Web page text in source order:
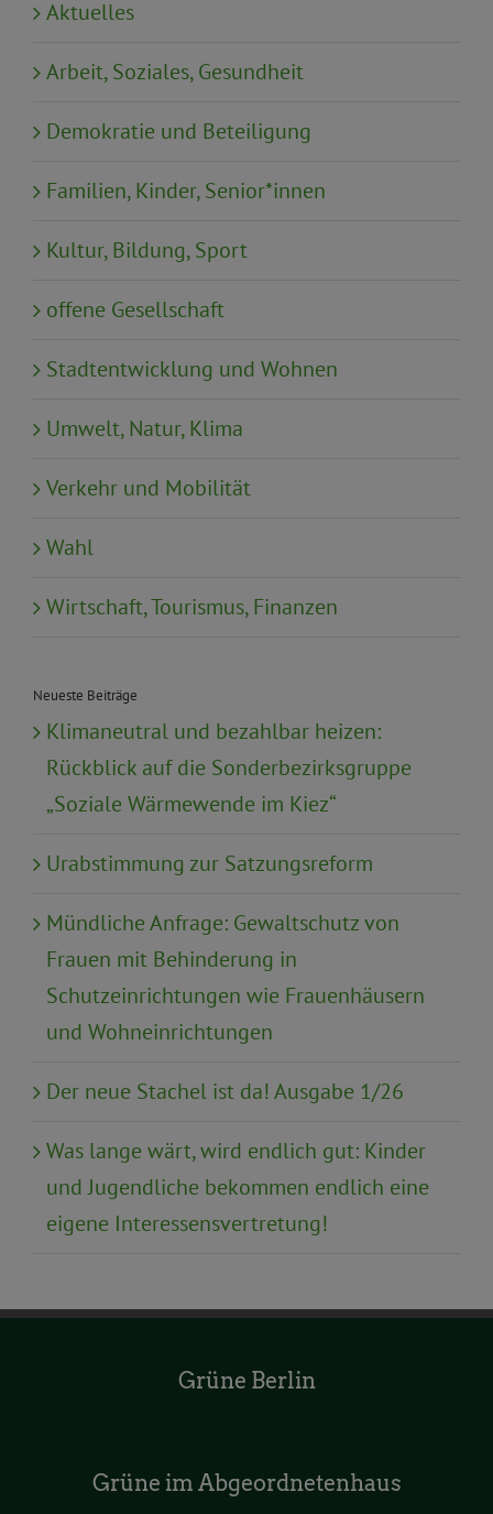
Aktuelles
Arbeit, Soziales, Gesundheit
Demokratie und Beteiligung
Familien, Kinder, Senior*innen
Kultur, Bildung, Sport
offene Gesellschaft
Stadtentwicklung und Wohnen
Umwelt, Natur, Klima
Verkehr und Mobilität
Wahl
Wirtschaft, Tourismus, Finanzen
Neueste Beiträge
Klimaneutral und bezahlbar heizen:
Rückblick auf die Sonderbezirksgruppe
„Soziale Wärmewende im Kiez“
Urabstimmung zur Satzungsreform
Mündliche Anfrage: Gewaltschutz von
Frauen mit Behinderung in
Schutzeinrichtungen wie Frauenhäusern
und Wohneinrichtungen
Der neue Stachel ist da! Ausgabe 1/26
Was lange wärt, wird endlich gut: Kinder
und Jugendliche bekommen endlich eine
eigene Interessensvertretung!
Grüne Berlin
Grüne im Abgeordnetenhaus